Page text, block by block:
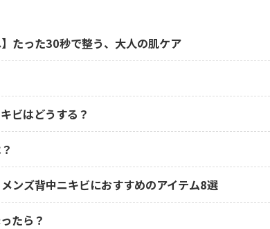
】たった30秒で整う、大人の肌ケア
ビはどうする？
ンズ背中ニキビにおすすめのアイテム8選
たら？